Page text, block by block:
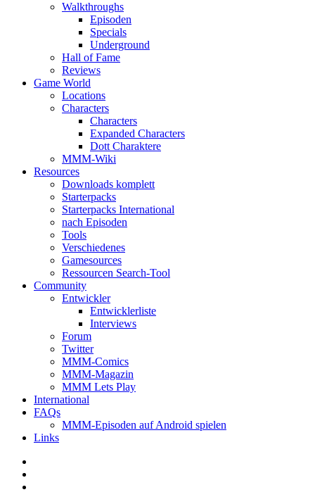
Walkthroughs
Episoden
Specials
Underground
Hall of Fame
Reviews
Game World
Locations
Characters
Characters
Expanded Characters
Dott Charaktere
MMM-Wiki
Resources
Downloads komplett
Starterpacks
Starterpacks International
nach Episoden
Tools
Verschiedenes
Gamesources
Ressourcen Search-Tool
Community
Entwickler
Entwicklerliste
Interviews
Forum
Twitter
MMM-Comics
MMM-Magazin
MMM Lets Play
International
FAQs
MMM-Episoden auf Android spielen
Links